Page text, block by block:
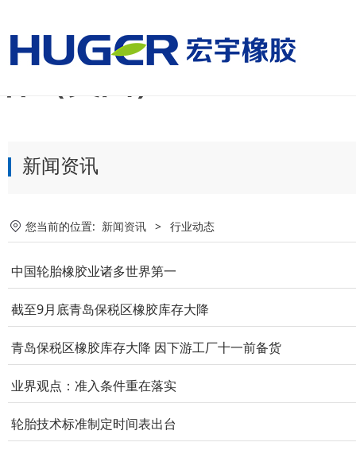
美国国家男子足球队
杯（美国）
新闻资讯
您当前的位置: 新闻资讯 > 行业动态
中国轮胎橡胶业诸多世界第一
截至9月底青岛保税区橡胶库存大降
青岛保税区橡胶库存大降 因下游工厂十一前备货
业界观点：准入条件重在落实
轮胎技术标准制定时间表出台